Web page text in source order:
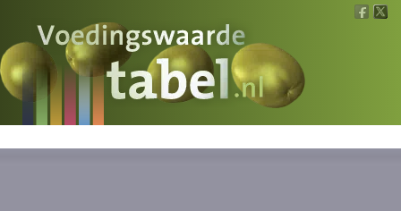
Voedingswaarde
Wat is wat?